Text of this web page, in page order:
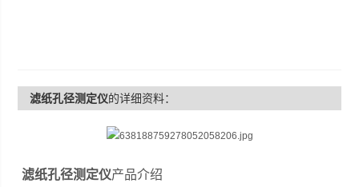
滤纸孔径测定仪的详细资料：
滤纸孔径测定仪产品介绍